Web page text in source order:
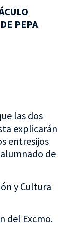
PEPA
las dos
explicarán
entresijos
de
y Cultura
del Excmo.